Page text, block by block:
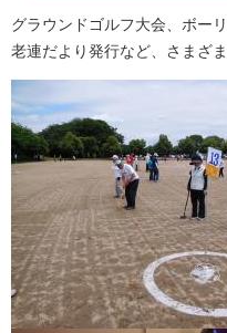
グラウンドゴルフ大会、ボー
老連だより発行など、さまざ